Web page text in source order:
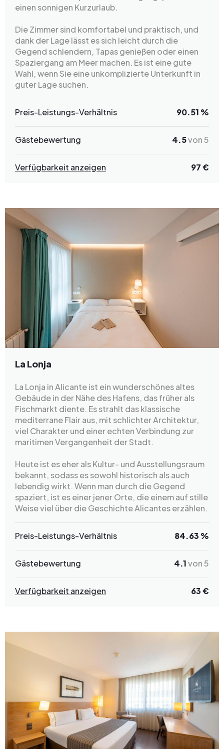
einen sonnigen Kurzurlaub.
Die Zimmer sind komfortabel und praktisch, und
dank der Lage lässt es sich leicht durch die
Gegend schlendern, Tapas genießen oder einen
Spaziergang am Meer machen. Es ist eine gute
Wahl, wenn Sie eine unkomplizierte Unterkunft in
guter Lage suchen.
Preis-Leistungs-Verhältnis 90.51 %
Gästebewertung 4.5von 5
Verfügbarkeit anzeigen 97 €
La Lonja
La Lonja in Alicante ist ein wunderschönes altes
Gebäude in der Nähe des Hafens, das früher als
Fischmarkt diente. Es strahlt das klassische
mediterrane Flair aus, mit schlichter Architektur,
viel Charakter und einer echten Verbindung zur
maritimen Vergangenheit der Stadt.
Heute ist es eher als Kultur- und Ausstellungsraum
bekannt, sodass es sowohl historisch als auch
lebendig wirkt. Wenn man durch die Gegend
spaziert, ist es einer jener Orte, die einem auf stille
Weise viel über die Geschichte Alicantes erzählen.
Preis-Leistungs-Verhältnis 84.63 %
Gästebewertung 4.1von 5
Verfügbarkeit anzeigen 63 €